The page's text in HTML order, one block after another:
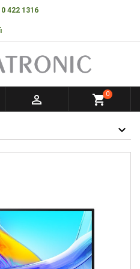
422 1316
 shopping_cart0